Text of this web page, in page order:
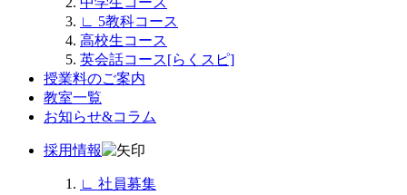
∟ 5教科コース
高校生コース
英会話コース[らくスピ]
授業料のご案内
教室一覧
お知らせ&コラム
採用情報
∟ 社員募集